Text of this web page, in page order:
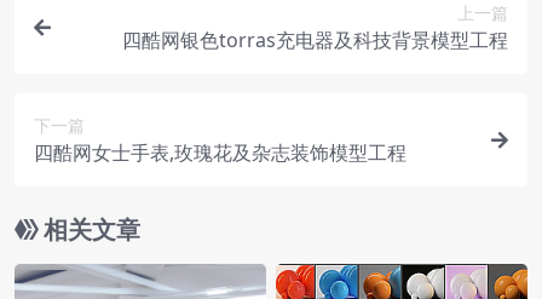
上一篇
四酷网银色torras充电器及科技背景模型工程
下一篇
四酷网女士手表,玫瑰花及杂志装饰模型工程
相关文章